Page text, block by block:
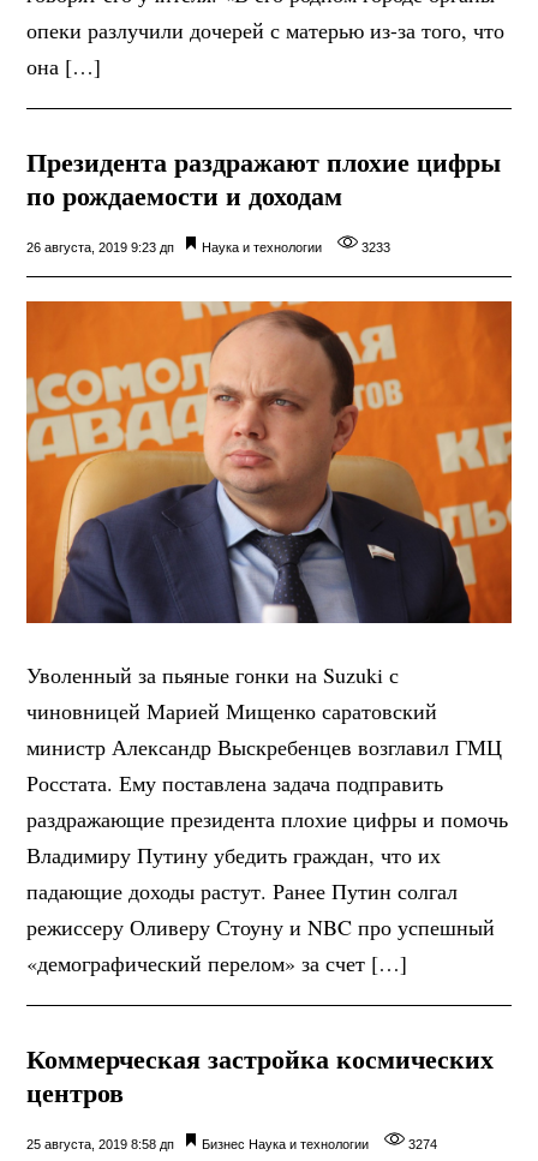
опеки разлучили дочерей с матерью из-за того, что
она […]
Президента раздражают плохие цифры
по рождаемости и доходам
26 августа, 2019 9:23 дп Наука и технологии 3233
Уволенный за пьяные гонки на Suzuki с
чиновницей Марией Мищенко саратовский
министр Александр Выскребенцев возглавил ГМЦ
Росстата. Ему поставлена задача подправить
раздражающие президента плохие цифры и помочь
Владимиру Путину убедить граждан, что их
падающие доходы растут. Ранее Путин солгал
режиссеру Оливеру Стоуну и NBC про успешный
«демографический перелом» за счет […]
Коммерческая застройка космических
центров
25 августа, 2019 8:58 дп Бизнес Наука и технологии 3274